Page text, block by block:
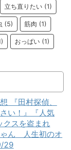
立ち直りたい (1)
(5) 筋肉 (1)
おっぱい (1)
『田村探偵、
い！』『人気
クスを盗まれ
ゃん 人生初のオ
29